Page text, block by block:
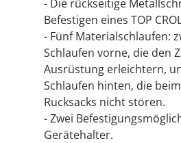
- Die rückseitige
Befestigen eines TOP
- Fünf Materialschlaufen:
Schlaufen vorne, die den
Ausrüstung erleichtern,
Schlaufen hinten, die
Rucksacks nicht stören.
- Zwei
Gerätehalter.